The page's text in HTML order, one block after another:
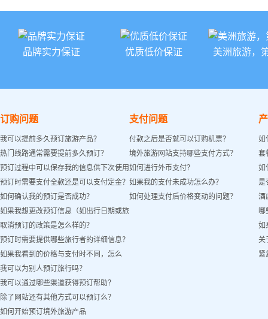
品牌实力保证 优质低价保证 美洲旅游，
订购问题
我可以提前多久预订旅游产品？
热门线路通常需要提前多久预订？
预订过程中可以保存我的信息供下次使用
吗？
预订时需要支付全款还是可以支付定金？
如何确认我的预订是否成功？
如果我想更改预订信息（如出行日期或旅
客姓名）怎么办？
取消预订的政策是怎么样的？
预订时需要提供哪些旅行者的详细信息？
如果我看到的价格与支付时不同，怎么
办？
我可以为别人预订旅行吗？
我可以通过哪些渠道获得预订帮助？
除了网站还有其他方式可以预订么？
如何开始预订境外旅游产品
支付问题
付款之后是否就可以订购机票？
境外旅游网站支持哪些支付方式？
如何进行外币支付？
如果我的支付未成功怎么办？
如何处理支付后价格变动的问题？
如
套
如
是
酒
哪
如
关
紧